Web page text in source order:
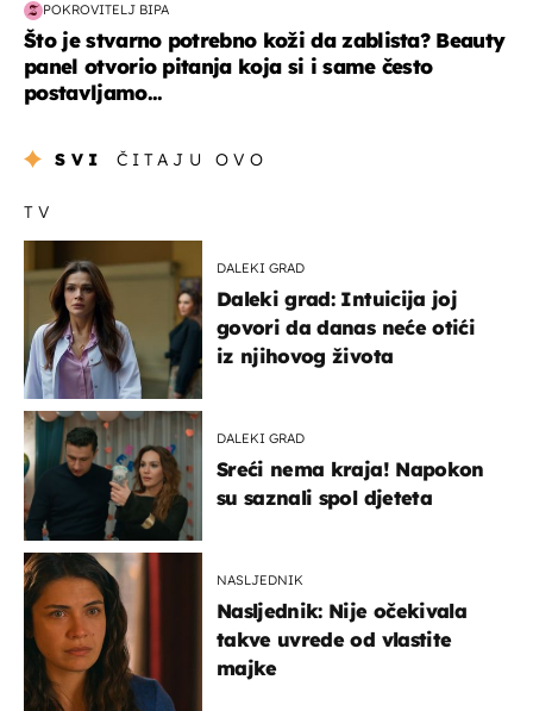
POKROVITELJ BIPA
Što je stvarno potrebno koži da zablista? Beauty
panel otvorio pitanja koja si i same često
postavljamo...
SVI ČITAJU OVO
TV
DALEKI GRAD
Daleki grad: Intuicija joj
govori da danas neće otići
iz njihovog života
DALEKI GRAD
Sreći nema kraja! Napokon
su saznali spol djeteta
NASLJEDNIK
Nasljednik: Nije očekivala
takve uvrede od vlastite
majke